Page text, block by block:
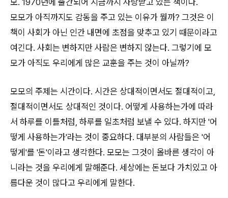
모. 1970년에 출간되어 지금까지 사랑받고 있는 책이다.
모모가 아직까지도 감동을 주고 있는 이유가 뭘까? 그것은 이
책이 사회가 아닌 인간 내면에 초점을 맞추고 있기 때문이라고
여긴다. 사회는 변하지만 사람은 변하지 않는다. 그렇기에 모
모가 아직도 우리에게 많은 교훈을 주는 것이 아닐까?
모모의 주제는 시간이다. 시간은 상대적이면서도 절대적이고,
절대적이면서도 상대적인 것이다. 어떻게 사용하는가에 따라
서 하루를 이틀처럼, 하루를 일초처럼 보낼 수 있다. 하지만 '어
떻게 사용하는가'라는 것이 중요하다. 대부분의 사람들은 '어
떻게'를 '돈'이라고 생각한다. 모모는 그것이 올바른 생각이 아
니라는 것을 우리에게 말해준다. 세상에는 돈보다 가치있고 아
름다운 것이 많다고 우리에게 말한다.